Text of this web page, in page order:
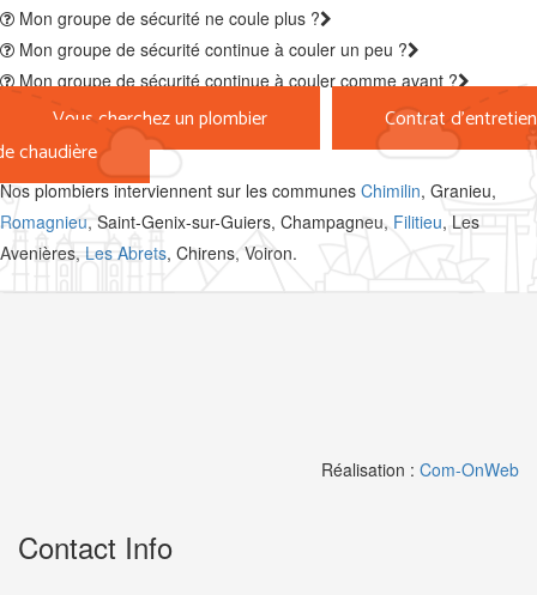
Mon groupe de sécurité ne coule plus ?
Mon groupe de sécurité continue à couler un peu ?
Mon groupe de sécurité continue à couler comme avant ?
Vous cherchez un plombier
Contrat d'entretien
chaudière
Nos plombiers interviennent sur les communes Chimilin, Granieu,
Romagnieu, Saint-Genix-sur-Guiers, Champagneu, Filitieu, Les
Avenières, Les Abrets, Chirens, Voiron.
Réalisation : Com-OnWeb
Contact Info